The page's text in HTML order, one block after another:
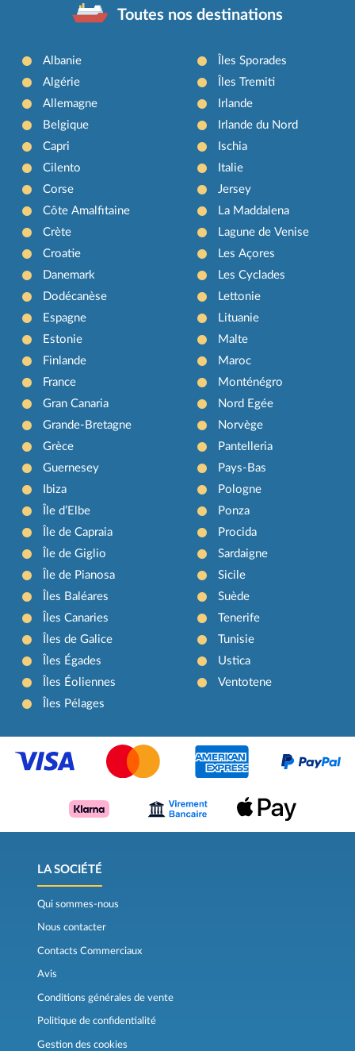
Toutes nos destinations
Albanie
Algérie
Allemagne
Belgique
Capri
Cilento
Corse
Côte Amalfitaine
Crète
Croatie
Danemark
Dodécanèse
Espagne
Estonie
Finlande
France
Gran Canaria
Grande-Bretagne
Grèce
Guernesey
Ibiza
Île d’Elbe
Île de Capraia
Île de Giglio
Île de Pianosa
Îles Baléares
Îles Canaries
Îles de Galice
Îles Égades
Îles Éoliennes
Îles Pélages
Îles Sporades
Îles Tremiti
Irlande
Irlande du Nord
Ischia
Italie
Jersey
La Maddalena
Lagune de Venise
Les Açores
Les Cyclades
Lettonie
Lituanie
Malte
Maroc
Monténégro
Nord Egée
Norvège
Pantelleria
Pays-Bas
Pologne
Ponza
Procida
Sardaigne
Sicile
Suède
Tenerife
Tunisie
Ustica
Ventotene
LA SOCIÉTÉ
Qui sommes-nous
Nous contacter
Contacts Commerciaux
Avis
Conditions générales de vente
Politique de confidentialité
Gestion des cookies